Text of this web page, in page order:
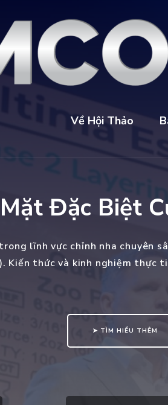
Về Hội Thảo
Đặc Biệt
lĩnh vực chỉnh nha chuyên
Kiến thức và kinh nghiệm
➤ TÌM HIỂU THÊM